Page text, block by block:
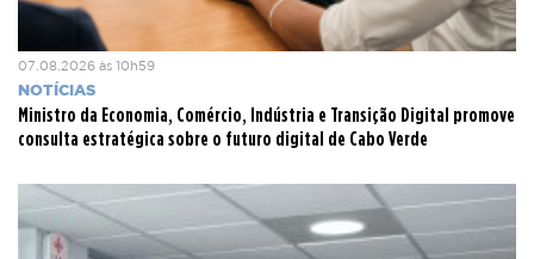
07.08.2026 às 10h59
NOTÍCIAS
Ministro da Economia, Comércio, Indústria e Transição Digital promove
consulta estratégica sobre o futuro digital de Cabo Verde